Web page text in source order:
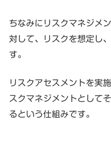
ちなみにリスクマネジメ
対して、リスクを想定し
す。
リスクアセスメントを実
スクマネジメントとして
るという仕組みです。